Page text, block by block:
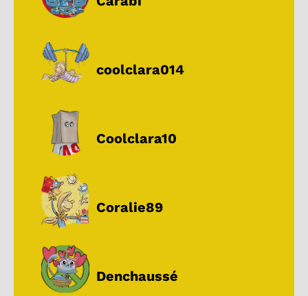
coolclara014
Coolclara10
Coralie89
Denchaussé